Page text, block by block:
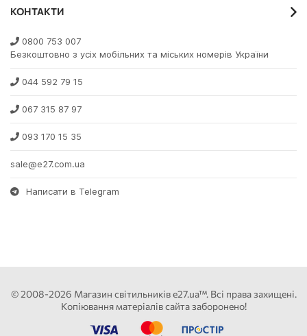
КОНТАКТИ
0800 753 007
Безкоштовно з усіх мобільних та міських номерів України
044 592 79 15
067 315 87 97
093 170 15 35
sale@e27.com.ua
Написати в Telegram
© 2008-2026 Магазин світильників e27.ua™. Всі права захищені.
Копіювання матеріалів сайта заборонено!